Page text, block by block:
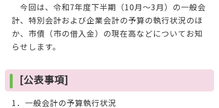
今回は、令和7年度下半期（10月～3月）の一般会
計、特別会計および企業会計の予算の執行状況のほ
か、市債（市の借入金）の現在高などについてお知
らせします。
[公表事項]
1．一般会計の予算執行状況